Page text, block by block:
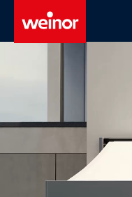
Skip to main content